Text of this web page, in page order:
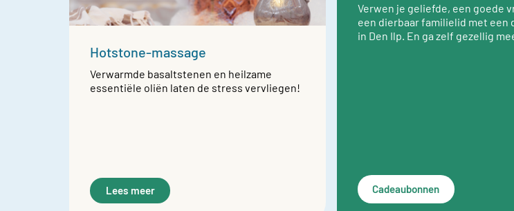
Hotstone-massage
Verwarmde basaltstenen en heilzame
essentiële oliën laten de stress vervliegen!
Lees meer
Verwen je geliefde, een goede
een dierbaar familielid met een
in Den Ilp. En ga zelf gezellig
Cadeaubonnen